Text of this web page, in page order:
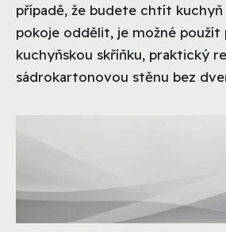
případě, že budete chtít
pokoje oddělit, je možné
kuchyňskou skříňku, praktický
sádrokartonovou stěnu bez